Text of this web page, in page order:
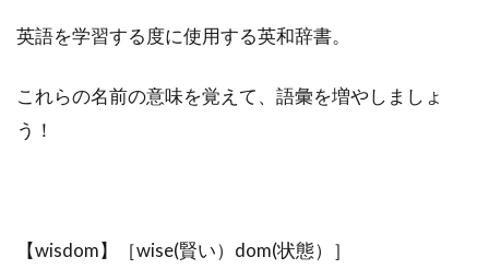
英語を学習する度に使用する英和辞書。
これらの名前の意味を覚えて、語彙を増やしましょ
う！
【wisdom】［wise(賢い）dom(状態）］